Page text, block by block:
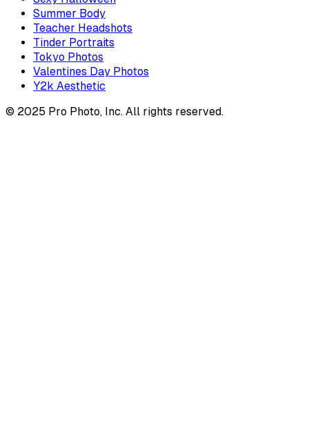
Summer Body
Teacher Headshots
Tinder Portraits
Tokyo Photos
Valentines Day Photos
Y2k Aesthetic
© 2025 Pro Photo, Inc. All rights reserved.